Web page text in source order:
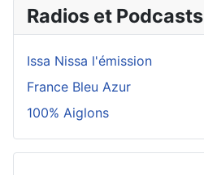
Radios et Podcasts
Issa Nissa l'émission
France Bleu Azur
100% Aiglons